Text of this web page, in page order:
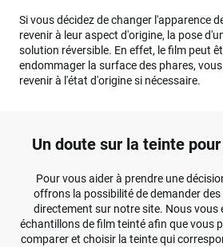
Si vous décidez de changer l'apparence
revenir à leur aspect d'origine, la pose
solution réversible. En effet, le film peut
endommager la surface des phares,
revenir à l'état d'origine si nécessaire.
Un doute sur la teinte
Pour vous aider à prendre une
offrons la possibilité de demander
directement sur notre site. Nous vous
échantillons de film teinté afin que vous
comparer et choisir la teinte qui